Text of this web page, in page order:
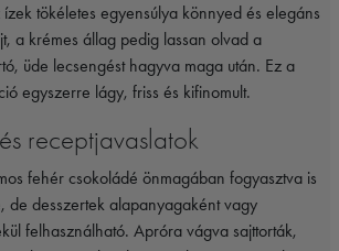
tökéletes egyensúlya könnyed és elegáns
a krémes állag pedig lassan olvad a
üde lecsengést hagyva maga után. Ez a
egyszerre lágy, friss és kifinomult.
receptjavaslatok
fehér csokoládé önmagában fogyasztva is
de desszertek alapanyagaként vagy
felhasználható. Apróra vágva sajttorták,